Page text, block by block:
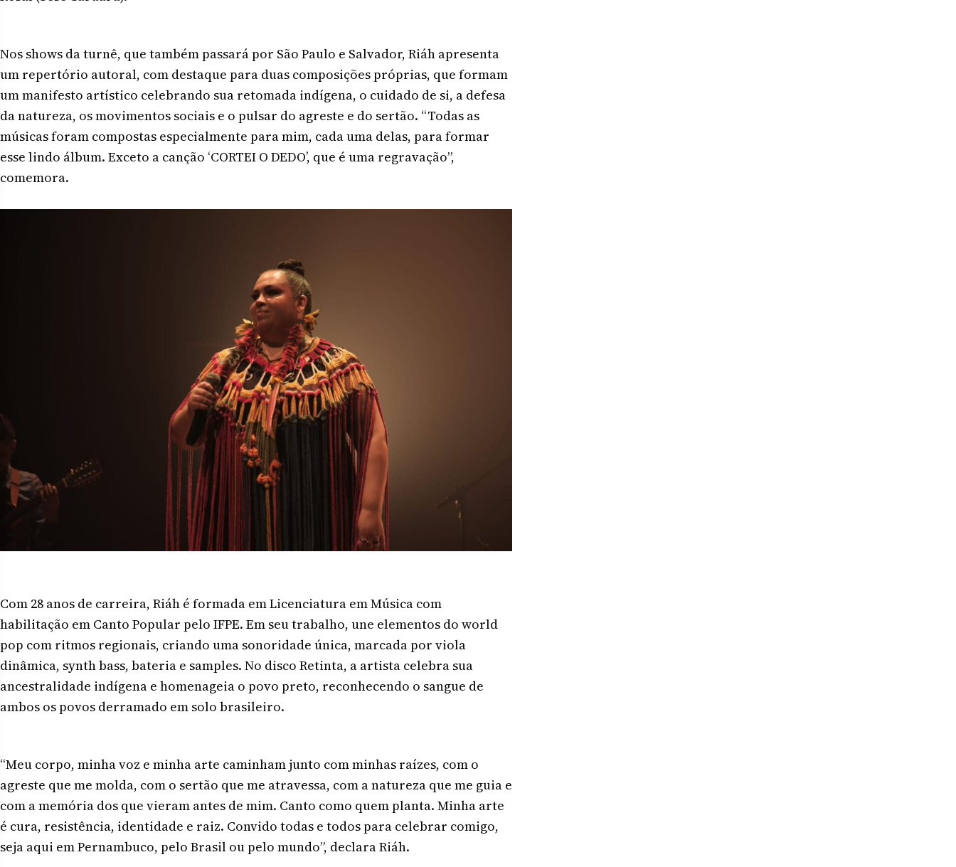
Nos shows da turnê, que também passará por São Paulo e Salvador, Riáh apresenta
um repertório autoral, com destaque para duas composições próprias, que formam
um manifesto artístico celebrando sua retomada indígena, o cuidado de si, a defesa
da natureza, os movimentos sociais e o pulsar do agreste e do sertão. “Todas as
músicas foram compostas especialmente para mim, cada uma delas, para formar
esse lindo álbum. Exceto a canção ‘CORTEI O DEDO’, que é uma regravação”,
comemora.
Com 28 anos de carreira, Riáh é formada em Licenciatura em Música com
habilitação em Canto Popular pelo IFPE. Em seu trabalho, une elementos do world
pop com ritmos regionais, criando uma sonoridade única, marcada por viola
dinâmica, synth bass, bateria e samples. No disco Retinta, a artista celebra sua
ancestralidade indígena e homenageia o povo preto, reconhecendo o sangue de
ambos os povos derramado em solo brasileiro.
“Meu corpo, minha voz e minha arte caminham junto com minhas raízes, com o
agreste que me molda, com o sertão que me atravessa, com a natureza que me guia e
com a memória dos que vieram antes de mim. Canto como quem planta. Minha arte
é cura, resistência, identidade e raiz. Convido todas e todos para celebrar comigo,
seja aqui em Pernambuco, pelo Brasil ou pelo mundo”, declara Riáh.